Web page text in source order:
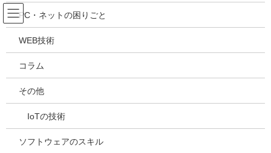
コ
ン
テ
ツ
ス
ッ
ナ
ビ
ゲ
シ
ン
移
吉川万能ＩＴ研究所
メディア
HOME
2021年8月30日
M-08761-s
PC・ネットの困りごと
WEB技術
コラム
その他
IoTの技術
ソフトウェアのスキル